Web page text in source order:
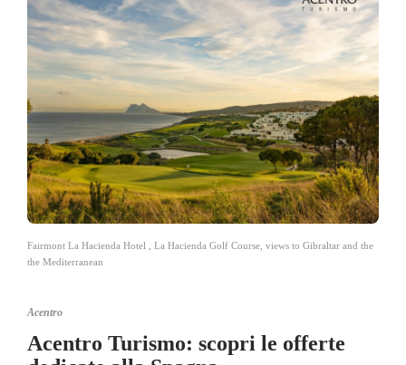
Fairmont La Hacienda Hotel , La Hacienda Golf Course, views to Gibraltar and the
the Mediterranean
Acentro
Acentro Turismo: scopri le offerte